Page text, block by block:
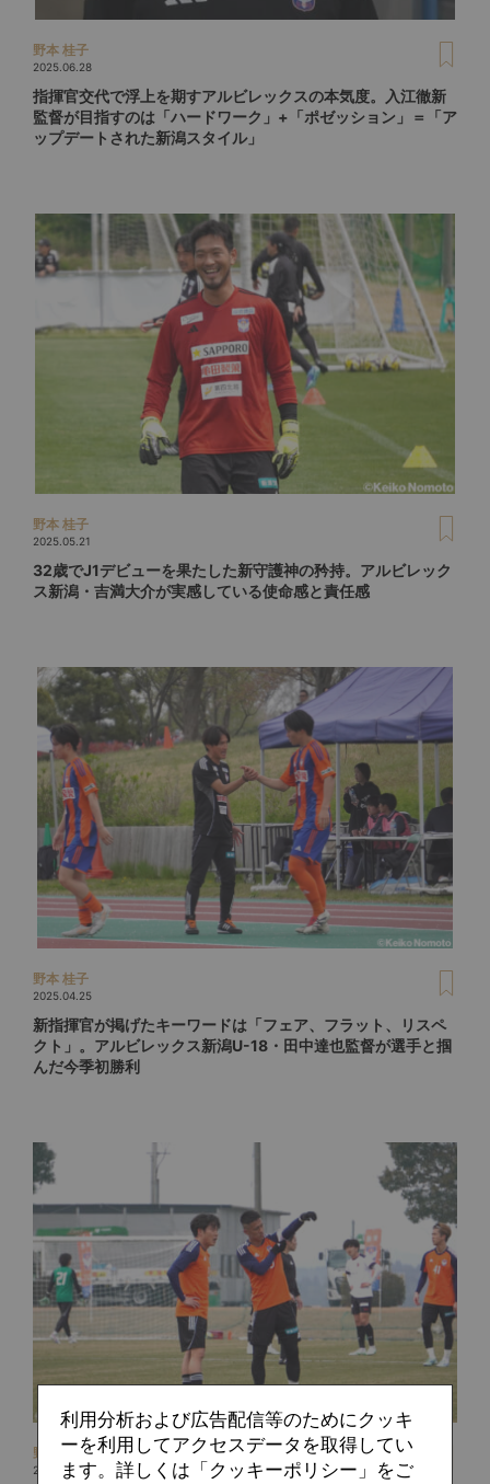
野本 桂子
2025.06.28
指揮官交代で浮上を期すアルビレックスの本気度。入江徹新
監督が目指すのは「ハードワーク」+「ポゼッション」＝「ア
ップデートされた新潟スタイル」
野本 桂子
2025.05.21
32歳でJ1デビューを果たした新守護神の矜持。アルビレック
ス新潟・吉満大介が実感している使命感と責任感
野本 桂子
2025.04.25
新指揮官が掲げたキーワードは「フェア、フラット、リスペ
クト」。アルビレックス新潟U-18・田中達也監督が選手と掴
んだ今季初勝利
野本 桂子
2025.03.26
利用分析および広告配信等のためにクッキ
ーを利用してアクセスデータを取得してい
ます。詳しくは「クッキーポリシー」をご